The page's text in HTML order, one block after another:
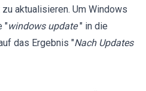
aktualisieren. Um Windows
"windows update " in die
das Ergebnis "Nach Updates